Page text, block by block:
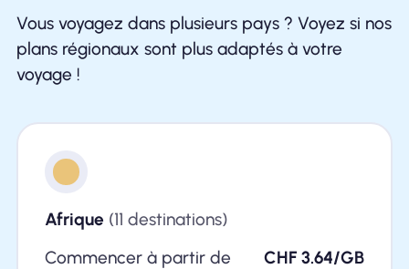
Vous voyagez dans plusieurs pays ? Voyez si nos
plans régionaux sont plus adaptés à votre
voyage !
Afrique (11 destinations)
Commencer à partir de
CHF 3.64/GB